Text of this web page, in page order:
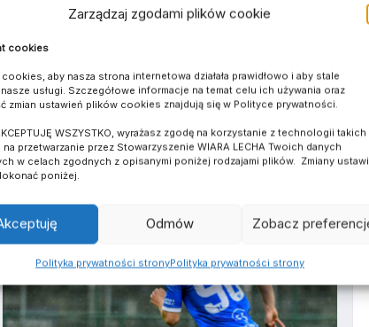
Zarządzaj zgodami plików cookie
cookies
cookies, aby nasza strona internetowa działała prawidłowo i aby stale
usługi. Szczegółowe informacje na temat celu ich używania oraz
zmian ustawień plików cookies znajdują się w Polityce prywatności.
WSZYSTKO, wyrażasz zgodę na korzystanie z technologii takich
przetwarzanie przez Stowarzyszenie WIARA LECHA Twoich danych
w celach zgodnych z opisanymi poniżej rodzajami plików. Zmiany
poniżej.
Odmów Zobacz
Polityka prywatności stronyPolityka prywatności strony
SPARING